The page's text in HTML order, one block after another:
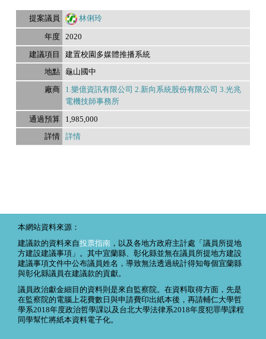
林俐玲
2020
建置校園多媒體推播系統
龜山國中
1.樂億資訊有限公司 2.新向系統股份有限公司 3.光兆
電機技師事務所
1,985,000
詳情
本網站資料來源：
建議款的資料來自投票指南 ，以及各地方政府主計處「議員所提地
方建設建議事項」。其中宜蘭縣、彰化縣並無在議員所提地方建設
建議事項文件中公布議員姓名，導致無法透過統計得知每個宜蘭縣
與彰化縣議員在建議款的貢獻。
議員政治獻金細目的資料則是來自監察院。在資料取得方面，先是
在監察院的電腦上花費數日與申請費印出紙本後，再請輔仁大學哲
學系2018年度政治哲學課以及台北大學法律系2018年度犯罪學課程
同學幫忙將紙本資料電子化。